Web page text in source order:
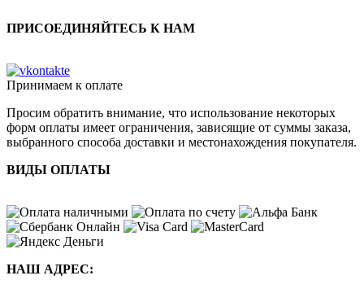
ПРИСОЕДИНЯЙТЕСЬ К НАМ
Принимаем к оплате
Просим обратить внимание, что использование некоторых
форм оплаты имеет ограничения, зависящие от суммы заказа,
выбранного способа доставки и местонахождения покупателя.
ВИДЫ ОПЛАТЫ
НАШ АДРЕС: